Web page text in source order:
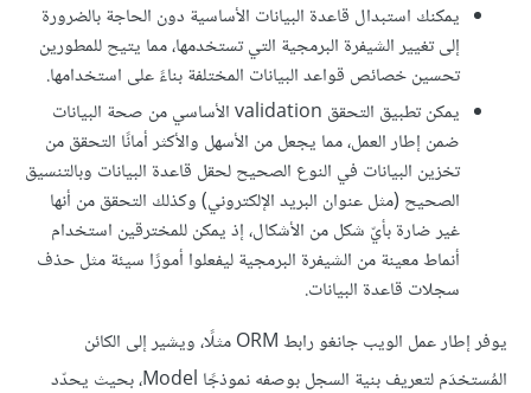
يمكنك استبدال قاعدة البيانات الأساسية دون الحاجة بالضرورة
إلى تغيير الشيفرة البرمجية التي تستخدمها، مما يتيح للمطورين
تحسين خصائص قواعد البيانات المختلفة بناءً على استخدامها.
يمكن تطبيق التحقق validation الأساسي من صحة البيانات
ضمن إطار العمل، مما يجعل من الأسهل والأكثر أمانًا التحقق من
تخزين البيانات في النوع الصحيح لحقل قاعدة البيانات وبالتنسيق
الصحيح (مثل عنوان البريد الإلكتروني) وكذلك التحقق من أنها
غير ضارة بأيّ شكل من الأشكال، إذ يمكن للمخترقين استخدام
أنماط معينة من الشيفرة البرمجية ليفعلوا أمورًا سيئة مثل حذف
سجلات قاعدة البيانات.
يوفر إطار عمل الويب جانغو رابط ORM مثلًا، ويشير إلى الكائن
المُستخدَم لتعريف بنية السجل بوصفه نموذجًا Model، بحيث يحدّد